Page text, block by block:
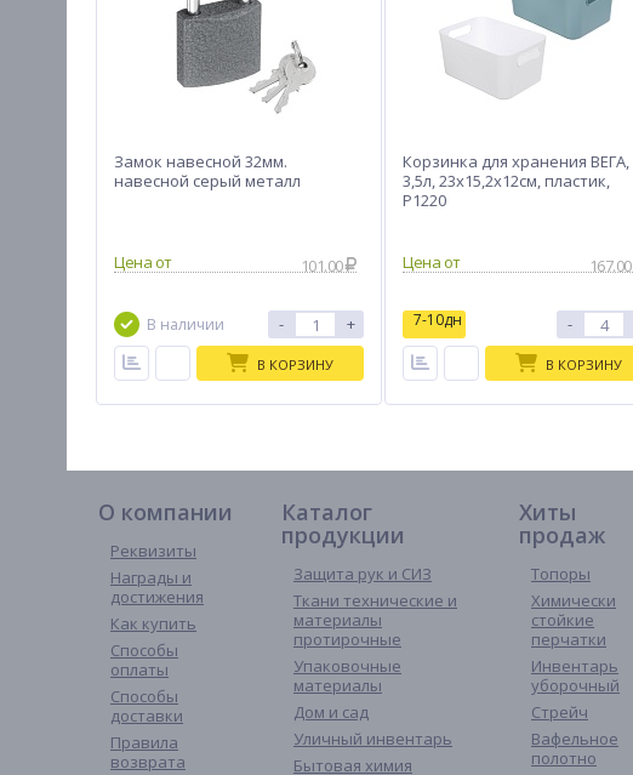
Замок навесной 32мм.
навесной серый металл
101.00
В наличии - +
В КОРЗИНУ
Корзинка для хранения ВЕГА,
3,5л, 23х15,2х12см, пластик,
Р1220
167.00
7-10дн -
В КОРЗИНУ
О компании
Реквизиты
Награды и
достижения
Как купить
Способы
оплаты
Способы
доставки
Правила
возврата
Каталог
продукции
Защита рук и СИЗ
Ткани технические и
материалы
протирочные
Упаковочные
материалы
Дом и сад
Уличный инвентарь
Бытовая химия
Хиты
продаж
Топоры
Химически
стойкие
перчатки
Инвентарь
уборочный
Стрейч
Вафельное
полотно